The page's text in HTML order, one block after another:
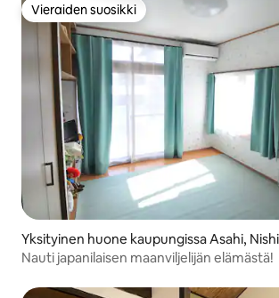
Vieraiden suosikki
Vieraiden suosikki
Yksityinen huone kaupungissa Asahi,
ayama District
Nauti japanilaisen maanviljelijän